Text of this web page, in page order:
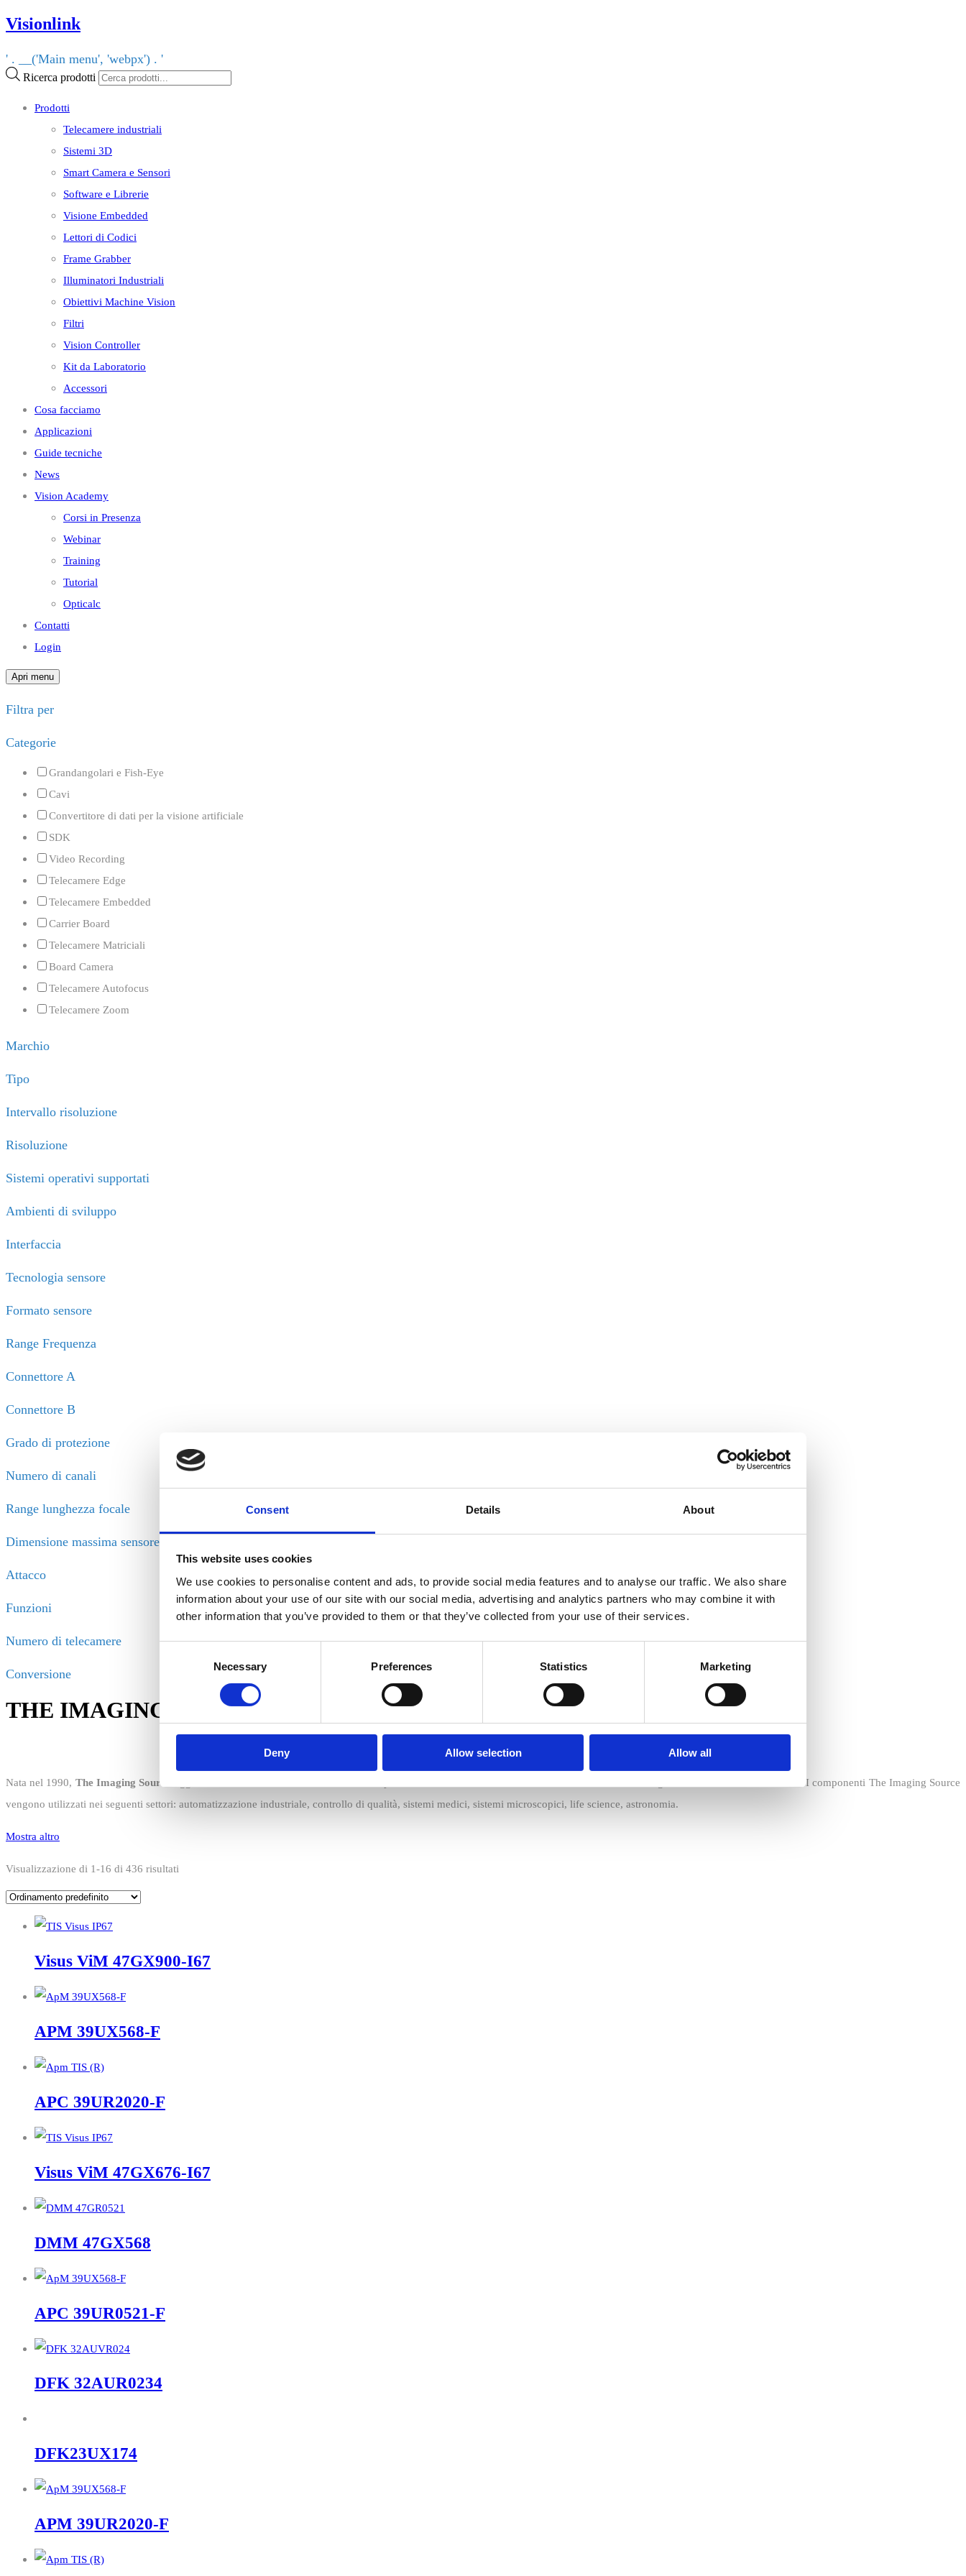
Consent Details About
This website uses cookies
We use cookies to personalise content and ads, to provide social media features and to analyse our traffic. We also share
information about your use of our site with our social media, advertising and analytics partners who may combine it with
other information that you’ve provided to them or that they’ve collected from your use of their services.
Necessary Preferences Statistics Marketing
Deny Allow selection Allow all
Visionlink
' . __('Main menu', 'webpx') . '
Ricerca prodotti
Prodotti
Telecamere industriali
Sistemi 3D
Smart Camera e Sensori
Software e Librerie
Visione Embedded
Lettori di Codici
Frame Grabber
Illuminatori Industriali
Obiettivi Machine Vision
Filtri
Vision Controller
Kit da Laboratorio
Accessori
Cosa facciamo
Applicazioni
Guide tecniche
News
Vision Academy
Corsi in Presenza
Webinar
Training
Tutorial
Opticalc
Contatti
Login
Apri menu
Filtra per
Categorie
Grandangolari e Fish-Eye
Cavi
Convertitore di dati per la visione artificiale
SDK
Video Recording
Telecamere Edge
Telecamere Embedded
Carrier Board
Telecamere Matriciali
Board Camera
Telecamere Autofocus
Telecamere Zoom
Marchio
Tipo
Intervallo risoluzione
Risoluzione
Sistemi operativi supportati
Ambienti di sviluppo
Interfaccia
Tecnologia sensore
Formato sensore
Range Frequenza
Connettore A
Connettore B
Grado di protezione
Numero di canali
Range lunghezza focale
Dimensione massima sensore
Attacco
Funzioni
Numero di telecamere
Conversione
THE IMAGING SOURCE
Nata nel 1990, The Imaging Source
, dei frame grabber e dei convertitori video. I componenti The Imaging Source
vengono utilizzati nei seguenti settori: automatizzazione industriale, controllo di qualità, sistemi medici, sistemi microscopici, life science, astronomia.
Mostra altro
Visualizzazione di 1-16 di 436 risultati
Visus ViM 47GX900-I67
APM 39UX568-F
APC 39UR2020-F
Visus ViM 47GX676-I67
DMM 47GX568
APC 39UR0521-F
DFK 32AUR0234
DFK23UX174
APM 39UR2020-F